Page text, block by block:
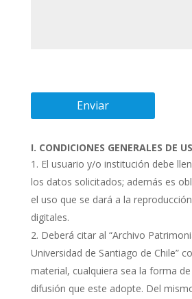
I. CONDICIONES GENERALES DE
El usuario y/o institución debe
los datos solicitados; además es
el uso que se dará a la
digitales.
Deberá citar al “Archivo
Universidad de Santiago de Chile”
material, cualquiera sea la forma
difusión que este adopte. Del